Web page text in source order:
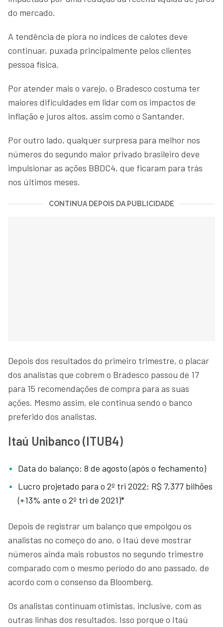
do mercado.
A tendência de piora no índices de calotes deve
continuar, puxada principalmente pelos clientes
pessoa física.
Por atender mais o varejo, o Bradesco costuma ter
maiores dificuldades em lidar com os impactos de
inflação e juros altos, assim como o Santander.
Por outro lado, qualquer surpresa para melhor nos
números do segundo maior privado brasileiro deve
impulsionar as ações BBDC4, que ficaram para trás
nos últimos meses.
CONTINUA DEPOIS DA PUBLICIDADE
Depois dos resultados do primeiro trimestre, o placar
dos analistas que cobrem o Bradesco passou de 17
para 15 recomendações de compra para as suas
ações. Mesmo assim, ele continua sendo o banco
preferido dos analistas.
Itaú Unibanco (ITUB4)
Data do balanço: 8 de agosto (após o fechamento)
Lucro projetado para o 2º tri 2022: R$ 7,377 bilhões
(+13% ante o 2º tri de 2021)*
Depois de registrar um balanço que empolgou os
analistas no começo do ano, o Itaú deve mostrar
números ainda mais robustos no segundo trimestre
comparado com o mesmo período do ano passado, de
acordo com o consenso da Bloomberg.
Os analistas continuam otimistas, inclusive, com as
outras linhas dos resultados. Isso porque o Itaú